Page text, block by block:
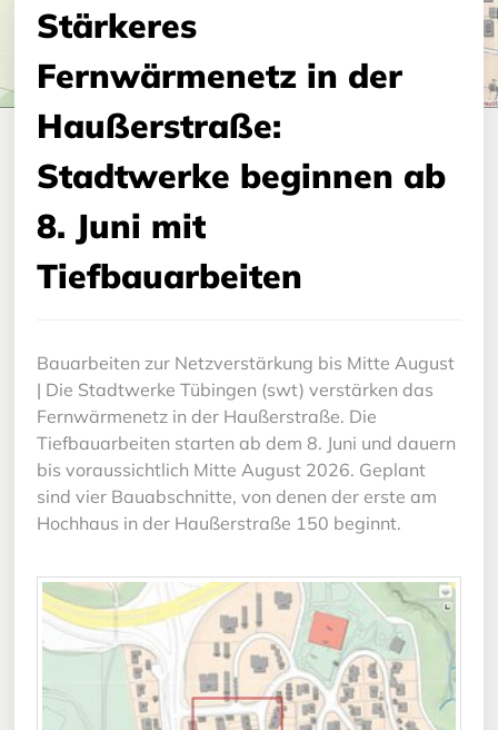
Stärkeres
Fernwärmenetz in der
Haußerstraße:
Stadtwerke beginnen ab
8. Juni mit
Tiefbauarbeiten
Bauarbeiten zur Netzverstärkung bis Mitte August
| Die Stadtwerke Tübingen (swt) verstärken das
Fernwärmenetz in der Haußerstraße. Die
Tiefbauarbeiten starten ab dem 8. Juni und dauern
bis voraussichtlich Mitte August 2026. Geplant
sind vier Bauabschnitte, von denen der erste am
Hochhaus in der Haußerstraße 150 beginnt.